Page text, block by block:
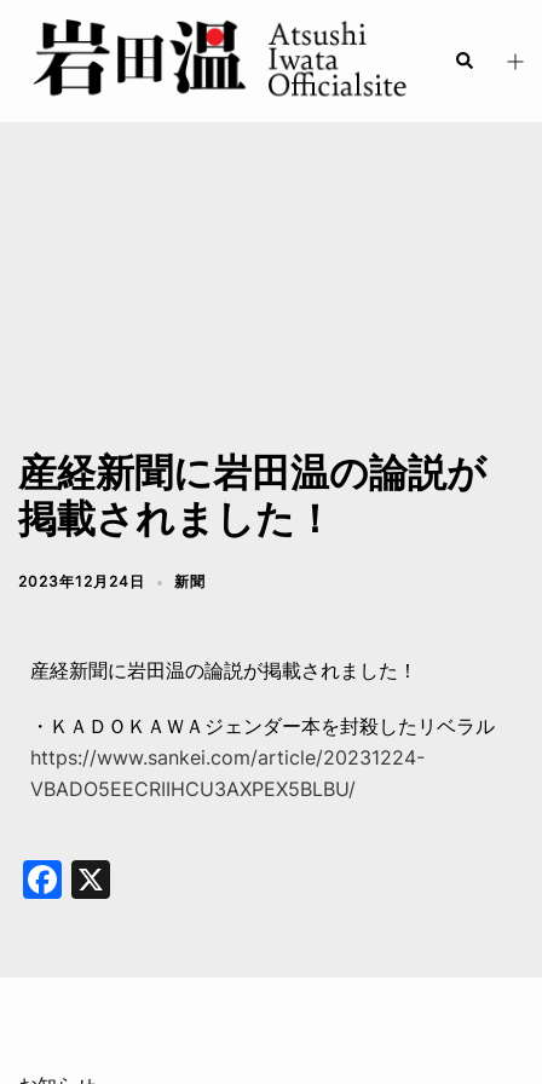
産経新聞に岩田温の論説が
掲載されました！
2023年12月24日 新聞
産経新聞に岩田温の論説が掲載されました！
・ＫＡＤＯＫＡＷＡジェンダー本を封殺したリベラル
https://www.sankei.com/article/20231224-
VBADO5EECRIIHCU3AXPEX5BLBU/
Facebook